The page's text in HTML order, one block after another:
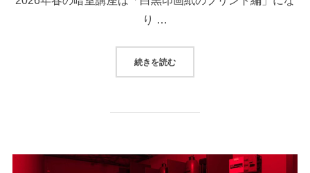
り …
続きを読む“2026年暗室講座「白黒印画紙プ